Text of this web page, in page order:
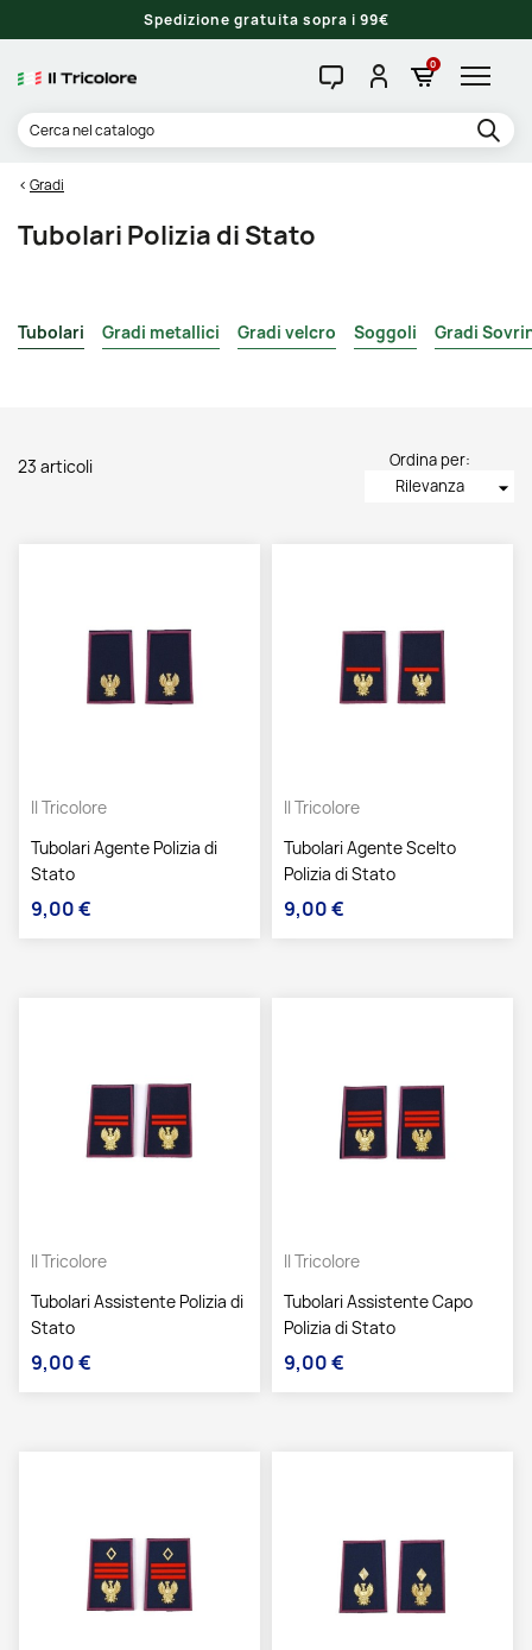
Spedizione gratuita sopra i 99€
0
Gradi
Tubolari Polizia di Stato
Tubolari Gradi metallici Gradi velcro Soggoli Gradi
23 articoli
Ordina per:
Rilevanza
arrow_drop_down
Il Tricolore
Tubolari Agente Polizia di
Stato
Prezzo
9,00 €
Il Tricolore
Tubolari Agente Scelto
Polizia di Stato
Prezzo
9,00 €
Il Tricolore
Tubolari Assistente Polizia di
Stato
Prezzo
9,00 €
Il Tricolore
Tubolari Assistente Capo
Polizia di Stato
Prezzo
9,00 €